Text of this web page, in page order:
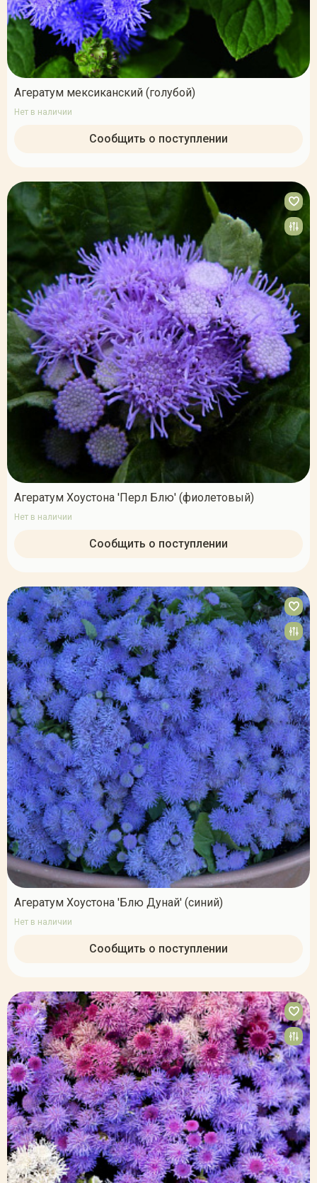
Агератум мексиканский (голубой)
Нет в наличии
Сообщить о поступлении
Агератум Хоустона 'Перл Блю' (фиолетовый)
Нет в наличии
Сообщить о поступлении
Агератум Хоустона 'Блю Дунай' (синий)
Нет в наличии
Сообщить о поступлении